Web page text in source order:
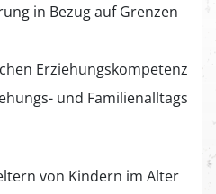
in Bezug auf Grenzen
Erziehungskompetenz
und Familienalltags
von Kindern im Alter